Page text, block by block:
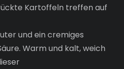
Kartoffeln treffen auf
und ein cremiges
Warm und kalt, weich